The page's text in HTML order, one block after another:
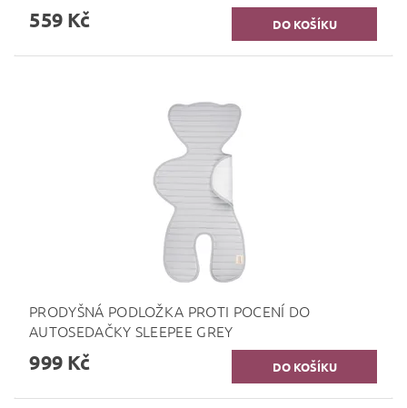
559 Kč
PRODYŠNÁ PODLOŽKA PROTI POCENÍ DO
AUTOSEDAČKY SLEEPEE GREY
999 Kč